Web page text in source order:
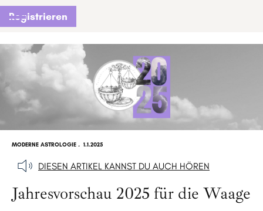
Registrieren
MODERNE ASTROLOGIE . 1.1.2025
DIESEN ARTIKEL KANNST DU AUCH HÖREN
Jahresvorschau 2025 für die Waage